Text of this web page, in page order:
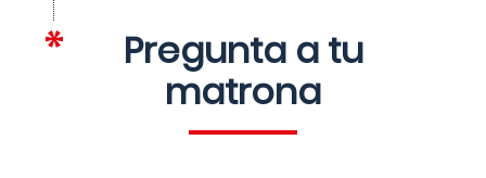
Pregunta a tu
matrona